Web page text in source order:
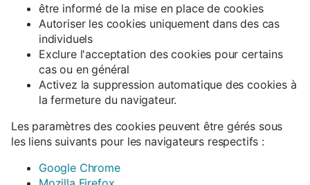
être informé de la mise en place de cookies
Autoriser les cookies uniquement dans des cas
individuels
Exclure l'acceptation des cookies pour certains
cas ou en général
Activez la suppression automatique des cookies à
la fermeture du navigateur.
Les paramètres des cookies peuvent être gérés sous
les liens suivants pour les navigateurs respectifs :
Google Chrome